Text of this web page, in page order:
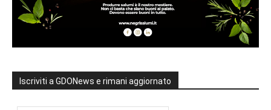
Iscriviti a GDONews e rimani aggiornato